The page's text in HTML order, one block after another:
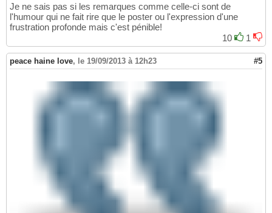
Je ne sais pas si les remarques comme celle-ci sont de
l'humour qui ne fait rire que le poster ou l'expression d'une
frustration profonde mais c'est pénible!
10
1
peace haine love, le 19/09/2013 à 12h23 #5